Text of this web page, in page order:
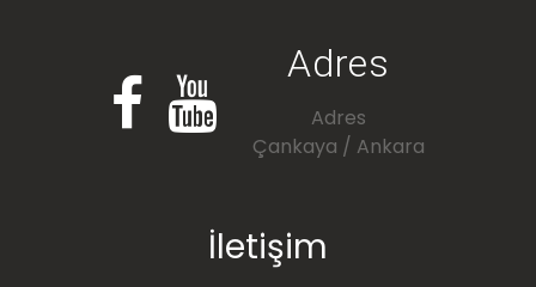
Adres
Adres
Çankaya / Ankara
İletişim